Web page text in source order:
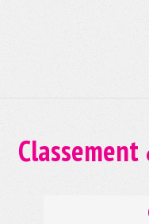
Classement